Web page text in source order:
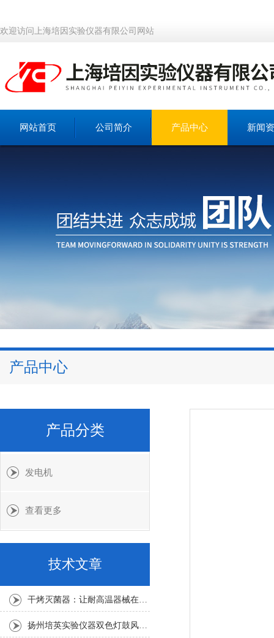
欢迎访问上海培因实验仪器有限公司网站
网站首页 公司简介 产品中心 新闻
产品中心
产品分类
发电机
查看更多
技术文章
干烤灭菌器：让耐高温器械在无水高温中重获无菌新生
扬州培英实验仪器双色灯鼓风干燥箱